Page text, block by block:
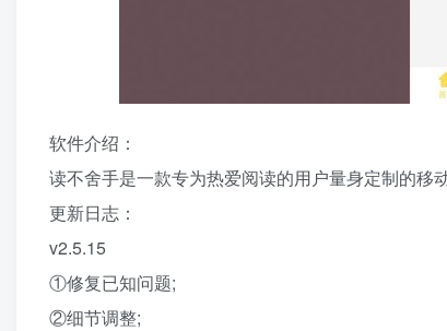
软件介绍：
读不舍手是一款专为热爱阅读的用户量身定制的移
更新日志：
v2.5.15
①修复已知问题;
②细节调整;